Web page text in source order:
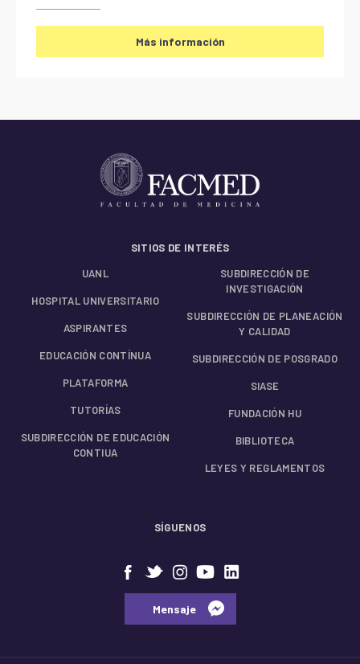
Más información
SITIOS DE INTERÉS
UANL
HOSPITAL UNIVERSITARIO
ASPIRANTES
EDUCACIÓN CONTÍNUA
PLATAFORMA
TUTORÍAS
SUBDIRECCIÓN DE EDUCACIÓN
CONTIUA
SUBDIRECCIÓN DE
INVESTIGACIÓN
SUBDIRECCIÓN DE PLANEACIÓN
Y CALIDAD
SUBDIRECCIÓN DE POSGRADO
SIASE
FUNDACIÓN HU
BIBLIOTECA
LEYES Y REGLAMENTOS
SÍGUENOS
⠀⠀Mensaje⠀